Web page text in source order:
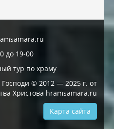
до 19-00
тур по храму
© 2012 — 2025 г. от
Христова hramsamara.ru
Карта сайта